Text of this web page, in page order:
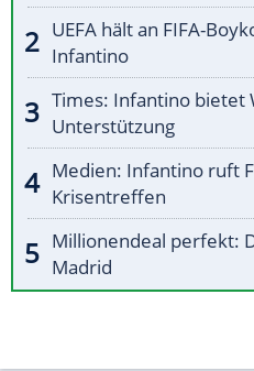
UEFA hält an FIFA-
Infantino
Times: Infantino bietet
Unterstützung
Medien: Infantino ruft
Krisentreffen
Millionendeal perfekt:
Madrid